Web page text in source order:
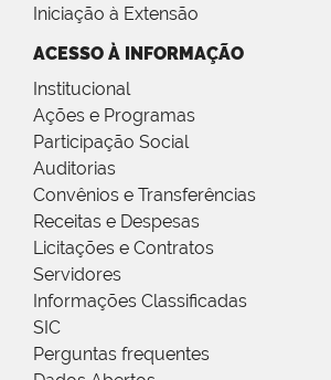
Iniciação à Extensão
ACESSO À INFORMAÇÃO
Institucional
Ações e Programas
Participação Social
Auditorias
Convênios e Transferências
Receitas e Despesas
Licitações e Contratos
Servidores
Informações Classificadas
SIC
Perguntas frequentes